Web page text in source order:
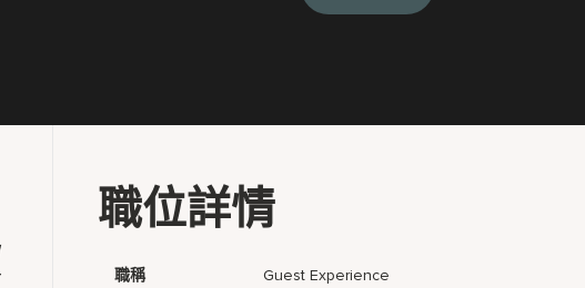
職位詳情
職稱
Guest Experience